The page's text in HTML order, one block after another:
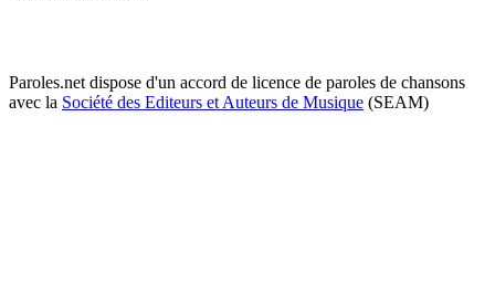
Paroles.net dispose d'un accord de licence de paroles de chansons
avec la Société des Editeurs et Auteurs de Musique (SEAM)